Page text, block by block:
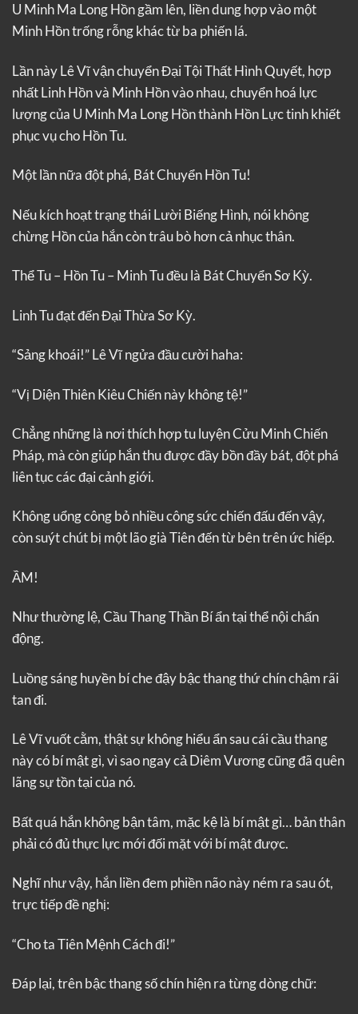
U Minh Ma Long Hồn gầm lên, liền dung hợp vào một
Minh Hồn trống rỗng khác từ ba phiến lá.
Lần này Lê Vĩ vận chuyển Đại Tội Thất Hình Quyết, hợp
nhất Linh Hồn và Minh Hồn vào nhau, chuyển hoá lực
lượng của U Minh Ma Long Hồn thành Hồn Lực tinh khiết
phục vụ cho Hồn Tu.
Một lần nữa đột phá, Bát Chuyển Hồn Tu!
Nếu kích hoạt trạng thái Lười Biếng Hình, nói không
chừng Hồn của hắn còn trâu bò hơn cả nhục thân.
Thể Tu – Hồn Tu – Minh Tu đều là Bát Chuyển Sơ Kỳ.
Linh Tu đạt đến Đại Thừa Sơ Kỳ.
“Sảng khoái!” Lê Vĩ ngửa đầu cười haha:
“Vị Diện Thiên Kiêu Chiến này không tệ!”
Chẳng những là nơi thích hợp tu luyện Cửu Minh Chiến
Pháp, mà còn giúp hắn thu được đầy bồn đầy bát, đột phá
liên tục các đại cảnh giới.
Không uổng công bỏ nhiều công sức chiến đấu đến vậy,
còn suýt chút bị một lão già Tiên đến từ bên trên ức hiếp.
ẦM!
Như thường lệ, Cầu Thang Thần Bí ẩn tại thể nội chấn
động.
Luồng sáng huyền bí che đậy bậc thang thứ chín chậm rãi
tan đi.
Lê Vĩ vuốt cằm, thật sự không hiểu ẩn sau cái cầu thang
này có bí mật gì, vì sao ngay cả Diêm Vương cũng đã quên
lãng sự tồn tại của nó.
Bất quá hắn không bận tâm, mặc kệ là bí mật gì… bản thân
phải có đủ thực lực mới đối mặt với bí mật được.
Nghĩ như vậy, hắn liền đem phiền não này ném ra sau ót,
trực tiếp đề nghị:
“Cho ta Tiên Mệnh Cách đi!”
Đáp lại, trên bậc thang số chín hiện ra từng dòng chữ: